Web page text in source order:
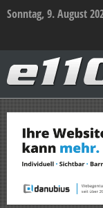
Sonntag, 9. August
–
Das
Sicherheitsportal
Zum
Inhalt
springen